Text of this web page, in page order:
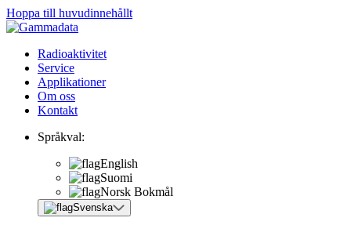
Hoppa till huvudinnehållt
Radioaktivitet
Service
Applikationer
Om oss
Kontakt
Språkval:
English
Suomi
Norsk Bokmål
Svenska